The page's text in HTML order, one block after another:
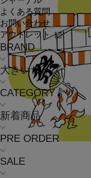
よくある質問
お問い合わせ
アウトレット
BRAND
大きいサイズ
CATEGORY
新着商品
PRE ORDER
SALE